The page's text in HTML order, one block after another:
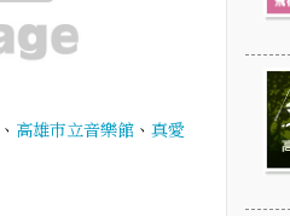
、 高雄巿立音樂館 、 真愛